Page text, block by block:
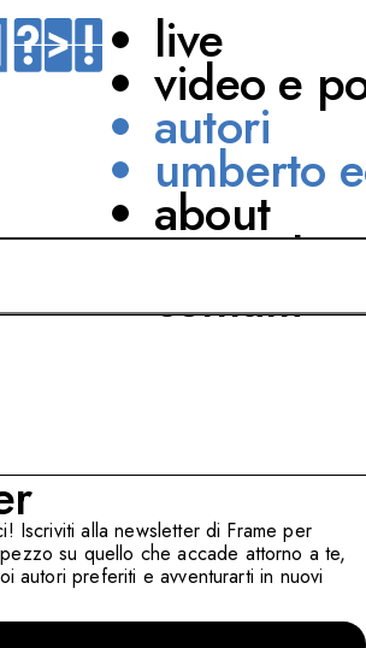
live
video e
autori
umberto
about
network
contatti
Kathryn Fink
Iscriviti alla newsletter di Frame per
su quello che accade attorno a te,
autori preferiti e avventurarti in nuovi